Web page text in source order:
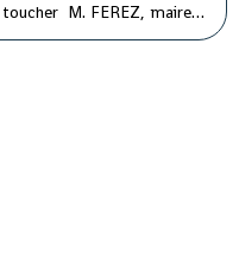
M. FEREZ, maire
adjoint au maire (à